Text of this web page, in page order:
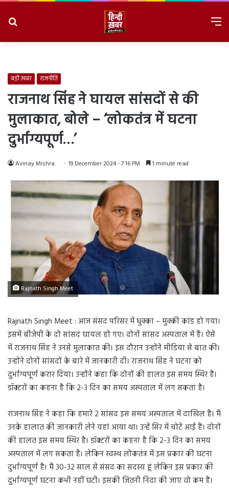
बड़ी ख़बर राजनीति
राजनाथ सिंह ने घायल सांसदों से की
मुलाकात, बोले – ‘लोकतंत्र में घटना
दुर्भाग्यपूर्ण…’
Avinay Mishra 19 December 2024 - 7:16 PM 1 minute read
Rajnath Singh Meet
Rajnath Singh Meet : आज संसद परिसर में धुक्का – मुक्की कांड हो गया।
इसमें बीजेपी के दो सांसद घायल हो गए। दोनों सांसद अस्पताल में हैं। ऐसे
में राजनाथ सिंह ने उनसे मुलाकात की। इस दौरान उन्होंने मीडिया से बात की।
उन्होंने दोनों सांसदों के बारे में जानकारी दी। राजनाथ सिंह ने घटना को
दुर्भाग्यपूर्ण करार दिया। उन्होंने कहा कि दोनों की हालत इस समय स्थिर है।
डॉक्टरों का कहना है कि 2-3 दिन का समय अस्पताल में लग सकता है।
राजनाथ सिंह ने कहा कि हमारे 2 सांसद इस समय अस्पताल में दाखिल हैं। मैं
उनके हालात की जानकारी लेने यहां आया था। उन्हें सिर में चोटें आईं हैं। दोनों
की हालत इस समय स्थिर है। डॉक्टरों का कहना है कि 2-3 दिन का समय
अस्पताल में लग सकता है। लेकिन स्वस्थ लोकतंत्र में इस प्रकार की घटना
दुर्भाग्यपूर्ण है। मैं 30-32 साल से संसद का सदस्य हूं लेकिन इस प्रकार की
दुर्भाग्यपूर्ण घटना कभी नहीं घटी। इसकी जितनी निंदा की जाए वो कम है।